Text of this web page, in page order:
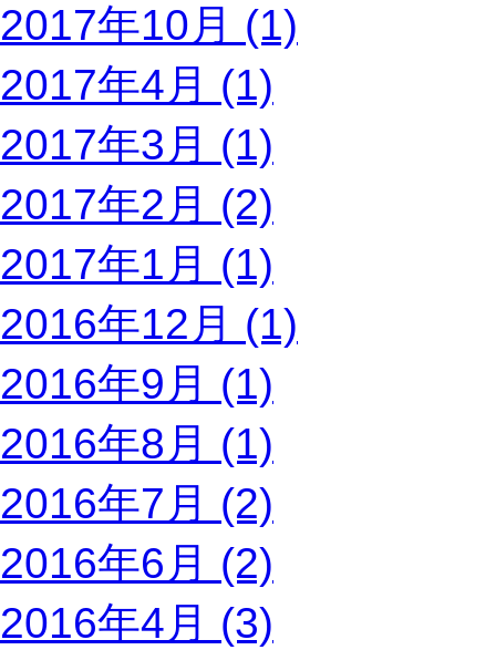
2017年10月 (1)
2017年4月 (1)
2017年3月 (1)
2017年2月 (2)
2017年1月 (1)
2016年12月 (1)
2016年9月 (1)
2016年8月 (1)
2016年7月 (2)
2016年6月 (2)
2016年4月 (3)